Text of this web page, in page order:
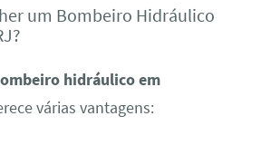
um Bombeiro Hidráulico
hidráulico em
várias vantagens: